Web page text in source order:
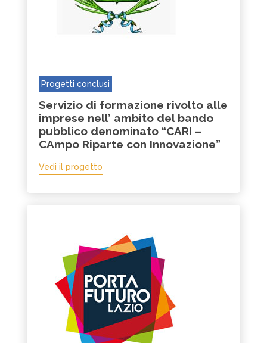
Progetti conclusi
Servizio di formazione rivolto alle
imprese nell’ ambito del bando
pubblico denominato “CARI –
CAmpo Riparte con Innovazione”
Vedi il progetto